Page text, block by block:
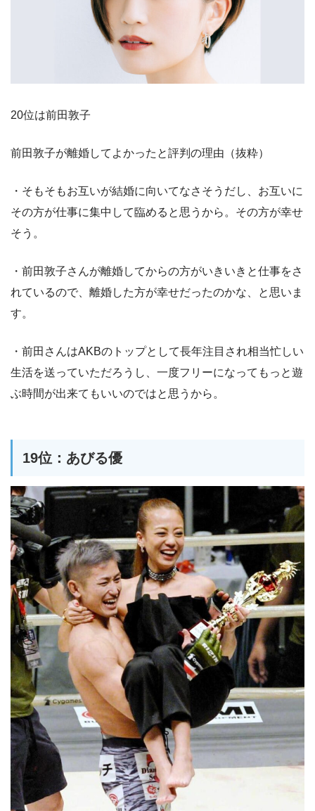
20位は前田敦子
前田敦子が離婚してよかったと評判の理由（抜粋）
・そもそもお互いが結婚に向いてなさそうだし、お互いに
その方が仕事に集中して臨めると思うから。その方が幸せ
そう。
・前田敦子さんが離婚してからの方がいきいきと仕事をさ
れているので、離婚した方が幸せだったのかな、と思いま
す。
・前田さんはAKBのトップとして長年注目され相当忙しい
生活を送っていただろうし、一度フリーになってもっと遊
ぶ時間が出来てもいいのではと思うから。
19位：あびる優